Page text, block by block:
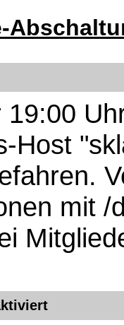
19:00
Host
mit